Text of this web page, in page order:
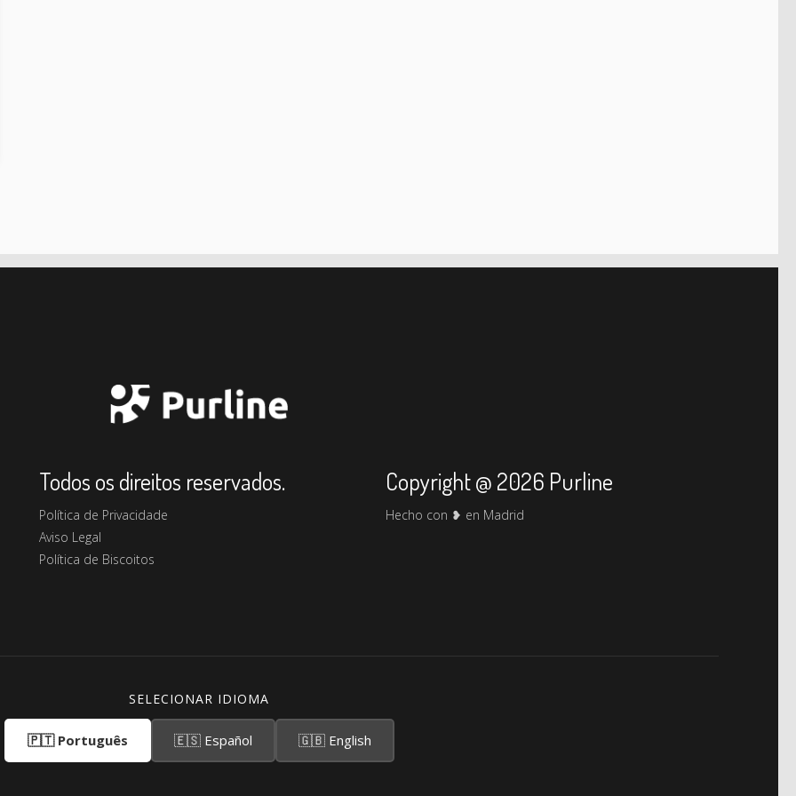
Todos os direitos reservados.
Política de Privacidade
Aviso Legal
Política de Biscoitos
Copyright @ 2026 Purline
Hecho con ❥ en Madrid
SELECIONAR IDIOMA
🇵🇹 Português 🇪🇸 Español 🇬🇧 English